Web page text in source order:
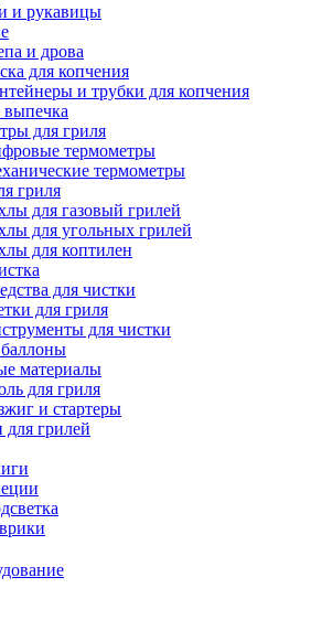
и рукавицы
и дрова
для копчения
и трубки для копчения
для гриля
термометры
термометры
гриля
для газовый грилей
для угольных грилей
для коптилен
для чистки
для гриля
для чистки
материалы
для гриля
и стартеры
для грилей